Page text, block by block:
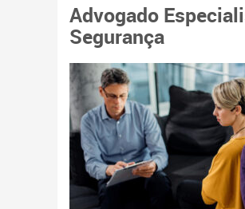
Advogado
Segurança